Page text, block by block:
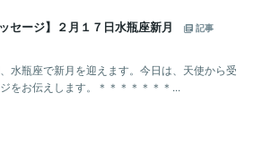
セージ】２月１７日水瓶座新月
記事
水瓶座で新月を迎えます。今日は、天使から受
をお伝えします。＊＊＊＊＊＊＊...